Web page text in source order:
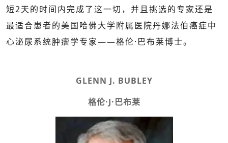
短2天的时间内完成了这一切，并且挑选的专家还是
最适合患者的美国哈佛大学附属医院丹娜法伯癌症中
心泌尿系统肿瘤学专家——格伦·巴布莱博士。
GLENN J. BUBLEY
格伦·J·巴布莱